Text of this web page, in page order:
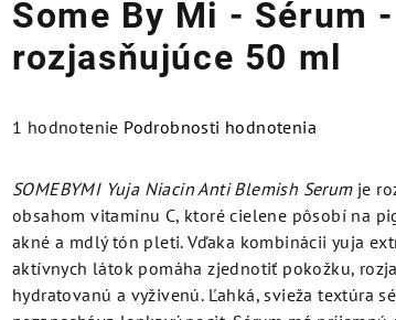
Some By Mi - Sérum
rozjasňujúce 50 ml
Priemerné
produktu
je
5,0
5
hviezdičiek.
1 hodnotenie Podrobnosti hodnotenia
SOMEBYMI Yuja Niacin Anti Blemish Serumje
obsahom vitamínu C, ktoré cielene pôsobí na
akné a mdlý tón pleti. Vďaka kombinácii yuja
aktívnych látok pomáha zjednotiť pokožku,
hydratovanú a vyživenú. Ľahká, svieža textúra